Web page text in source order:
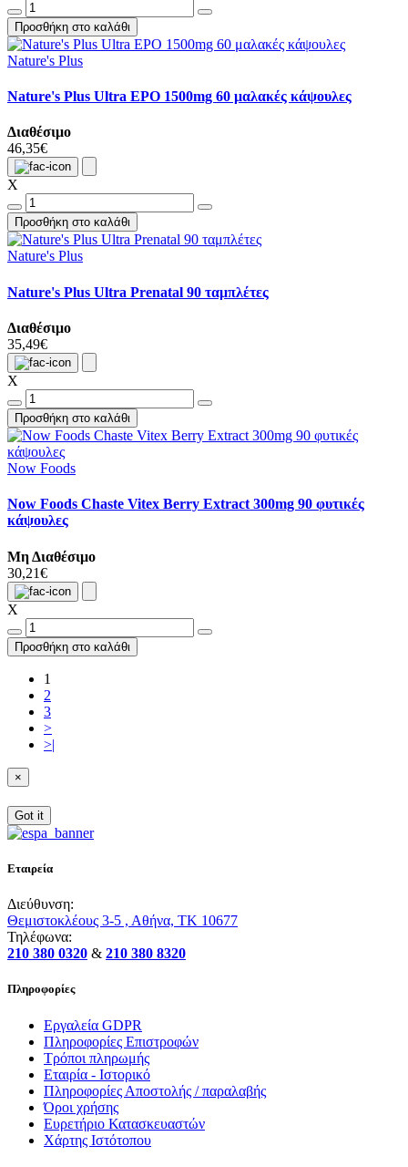
Προσθήκη στο καλάθι
Nature's Plus
Nature's Plus Ultra EPO 1500mg 60 μαλακές κάψουλες
Διαθέσιμο
46,35€
X
Προσθήκη στο καλάθι
Nature's Plus
Nature's Plus Ultra Prenatal 90 ταμπλέτες
Διαθέσιμο
35,49€
X
Προσθήκη στο καλάθι
Now Foods
Now Foods Chaste Vitex Berry Extract 300mg 90 φυτικές
κάψουλες
Μη Διαθέσιμο
30,21€
X
Προσθήκη στο καλάθι
1
2
3
>
>|
×
Got it
Εταιρεία
Διεύθυνση:
Θεμιστοκλέους 3-5 , Αθήνα, ΤΚ 10677
Τηλέφωνα:
210 380 0320 & 210 380 8320
Πληροφορίες
Εργαλεία GDPR
Πληροφορίες Επιστροφών
Τρόποι πληρωμής
Εταιρία - Ιστορικό
Πληροφορίες Αποστολής / παραλαβής
Όροι χρήσης
Ευρετήριο Κατασκευαστών
Χάρτης Ιστότοπου